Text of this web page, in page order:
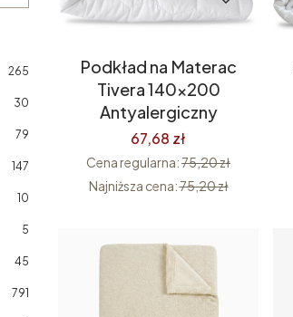
265
30
79
147
10
5
45
791
Podkład na Materac
Tivera 140x200
Antyalergiczny
67,68 zł
Cena regularna:75,20 zł
Najniższa cena:75,20 zł